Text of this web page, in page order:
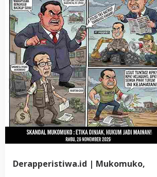
Derapperistiwa.id | Mukomuko,